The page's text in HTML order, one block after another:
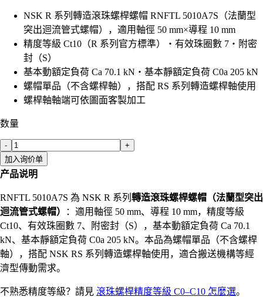
NSK R 系列轉造滾珠螺桿螺帽 RNFTL 5010A7S（法蘭型
突出迴流管式螺帽），適用軸徑 50 mm×導程 10 mm
精度等級 Ct10（R 系列官方標準）・有效珠圈數 7・附密
封（S）
基本動額定負荷 Ca 70.1 kN・基本靜額定負荷 C0a 205 kN
螺帽單品（不含螺桿軸），搭配 RS 系列轉造螺桿軸使用
螺桿軸軸端可依圖面客製加工
数量
-
+
加入询价单
产品说明
RNFTL 5010A7S 為 NSK R 系列 轉造滾珠螺桿螺帽（法蘭型突出
迴流管式螺帽）
：適用軸徑 50 mm、導程 10 mm，精度等級
Ct10、有效珠圈數 7、附密封（S），基本動額定負荷 Ca 70.1
kN、基本靜額定負荷 C0a 205 kN。本品為螺帽單品（不含螺桿
軸），搭配 NSK RS 系列轉造螺桿軸使用，適合搬送機構等經
濟型傳動需求。
不熟悉精度等級？請見 滾珠螺桿精度等級 C0–C10 怎麼選。